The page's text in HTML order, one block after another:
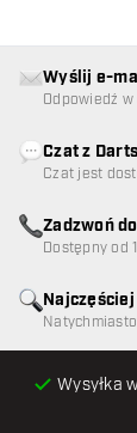
Wysyłka
Wyślij e-
Odpowiedź
Czat z
Czat jest
Zadzwoń
Dostępny od